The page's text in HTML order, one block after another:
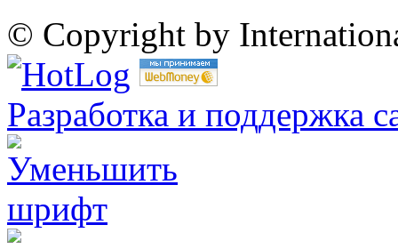
© Copyright by
Разработка и поддержка